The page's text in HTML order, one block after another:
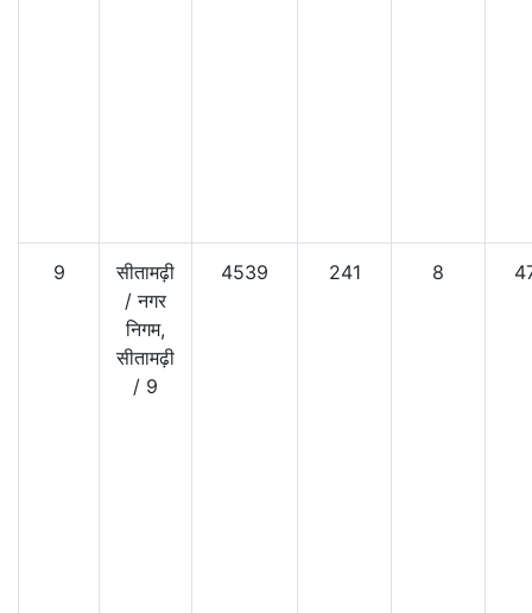
9
सीतामढ़ी
/नगर
निगम,
सीतामढ़ी
/ 9
4539 241 8